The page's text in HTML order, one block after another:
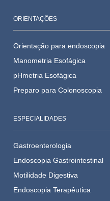
ORIENTAÇÕES
Orientação para endoscopia
Manometria Esofágica
pHmetria Esofágica
Preparo para Colonoscopia
ESPECIALIDADES
Gastroenterologia
Endoscopia Gastrointestinal
Motilidade Digestiva
Endoscopia Terapêutica